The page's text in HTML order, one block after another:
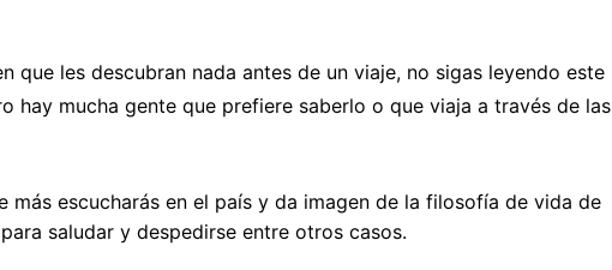
Gran Canaria
La Palma
Jordania
Laos
Maldivas
Myanmar
Dinamarca
Escocia
Eslovaquia
Finlandia
Tanzania
-5% Seguro Intermundial
Buscador de vuelos
que les descubran nada antes de un viaje, no sigas leyendo este
hay mucha gente que prefiere saberlo o que viaja a través de las
más escucharás en el país y da imagen de la filosofía de vida de
saludar y despedirse entre otros casos.